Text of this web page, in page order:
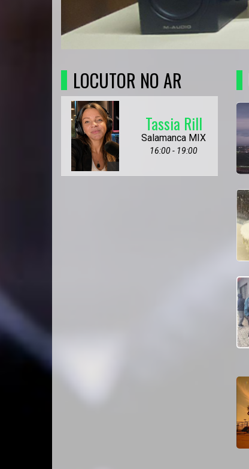
LOCUTOR NO AR
Tassia Rill
Salamanca MIX
16:00 - 19:00